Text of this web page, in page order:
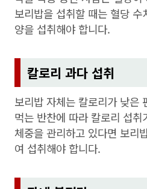
보리밥을 섭취할 때는 혈당
양을 섭취해야 합니다.
칼로리 과다 섭취
보리밥 자체는 칼로리가 낮은
먹는 반찬에 따라 칼로리 섭
체중을 관리하고 있다면 보리
여 섭취해야 합니다.